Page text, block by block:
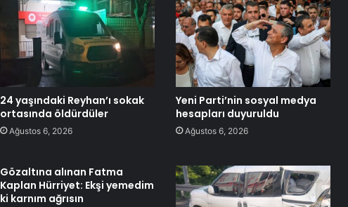
24 yaşındaki Reyhan’ı sokak
ortasında öldürdüler
Ağustos 6, 2026
Yeni Parti’nin sosyal medya
hesapları duyuruldu
Ağustos 6, 2026
Gözaltına alınan Fatma
Kaplan Hürriyet: Ekşi yemedim
ki karnım ağrısın